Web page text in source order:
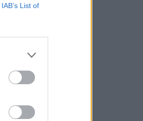
IAB’s List of